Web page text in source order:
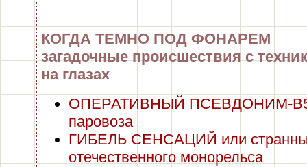
КОГДА ТЕМНО ПОД ФОНАРЕМ
загадочные происшествия с
на глазах
ОПЕРАТИВНЫЙ ПСЕВДОНИМ-В5.
паровоза
ГИБЕЛЬ СЕНСАЦИЙ или
отечественного монорельса